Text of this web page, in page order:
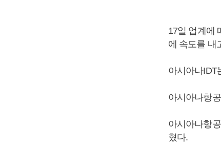
17일 업계에
에 속도를 내
아시아나IDT
아시아나항
아시아나항
혔다.